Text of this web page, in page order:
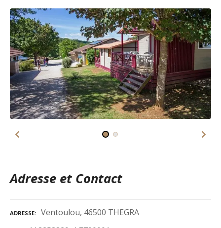
Adresse et Contact
ADRESSE Ventoulou, 46500 THEGRA